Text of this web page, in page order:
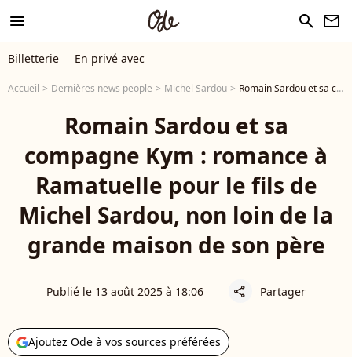
menu search newsletter
Billetterie En privé avec
Accueil Dernières news people Michel Sardou Romain Sardou et sa compagne Kym : romance à Ramatuelle pour le fils de Michel Sardou, non loin de la grande maison de son père
Romain Sardou et sa
compagne Kym : romance à
Ramatuelle pour le fils de
Michel Sardou, non loin de la
grande maison de son père
Publié le 13 août 2025 à 18:06 share Partager
Ajoutez Ode à vos sources préférées